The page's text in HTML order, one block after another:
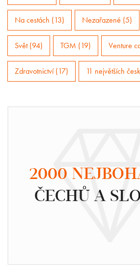
Na cestách (13) Nezařazené (5)
Svět (94) TGM (19) Venture
Zdravotnictví (17) 11 největších
2000
ČECHŮ A